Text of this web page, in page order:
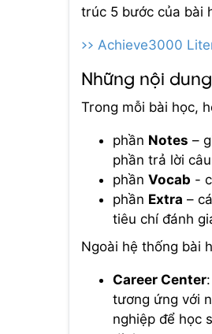
trúc 5 bước của bài
>> Achieve3000
Những nội
Trong mỗi bài học,
phần Notes –
phần trả lời
phần Vocab -
phần Extra –
tiêu chí đánh
Ngoài hệ thống bài
Career Center
tương ứng với
nghiệp để học